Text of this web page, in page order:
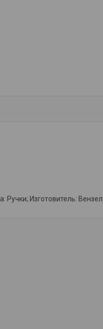
Ручки; Изготовитель: